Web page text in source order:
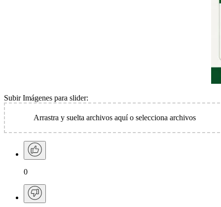
Subir Imágenes para slider:
Arrastra y suelta archivos aquí o selecciona archivos
0